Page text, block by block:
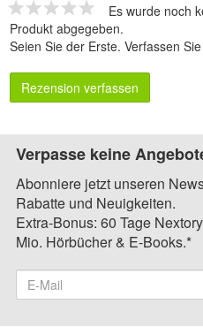
Es wurde noch
Produkt abgegeben.
Seien Sie der Erste. Verfassen
Rezension verfassen
Verpasse keine
Abonniere jetzt unseren
Rabatte und Neuigkeiten.
Extra-Bonus: 60 Tage
Mio. Hörbücher & E-Books.*